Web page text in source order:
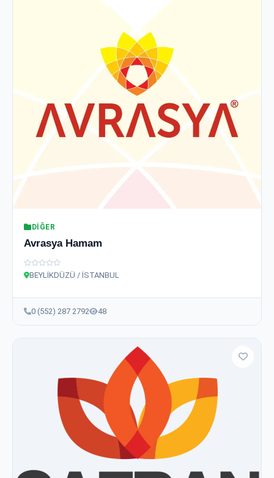
DIĞER
Avrasya Hamam
BEYLİKDÜZÜ / İSTANBUL
0 (552) 287 2792 48